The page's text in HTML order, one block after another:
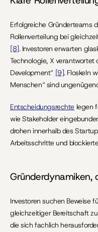
Erfolgreiche Gründerteams
[8]. Investoren erwarten
Technologie, X verantwortet
Development“ [9]. Floskeln
Menschen“ sind
Entscheidungsrechte legen
wie Stakeholder
drohen innerhalb des
Arbeitsschritte und
Gründerdynamiken,
Investoren suchen Beweise
gleichzeitiger Bereitschaft
die sich fachlich